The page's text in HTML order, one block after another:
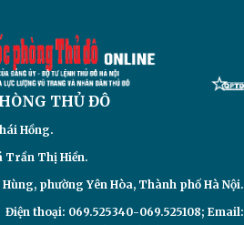
THỦ ĐÔ
Hồng.
Trần Thị Hiền.
phường Yên Hòa, Thành phố Hà Nội.
Điện thoại: 069.525340-069.525108; Email: